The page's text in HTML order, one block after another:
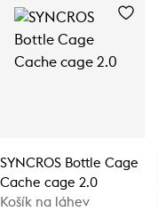
SYNCROS Bottle Cage
Cache cage 2.0
Košík na láhev